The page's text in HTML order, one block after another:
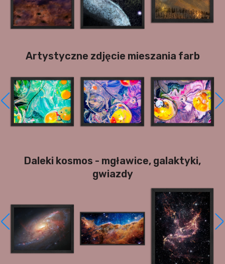
Artystyczne zdjęcie mieszania farb
Daleki kosmos - mgławice, galaktyki,
gwiazdy